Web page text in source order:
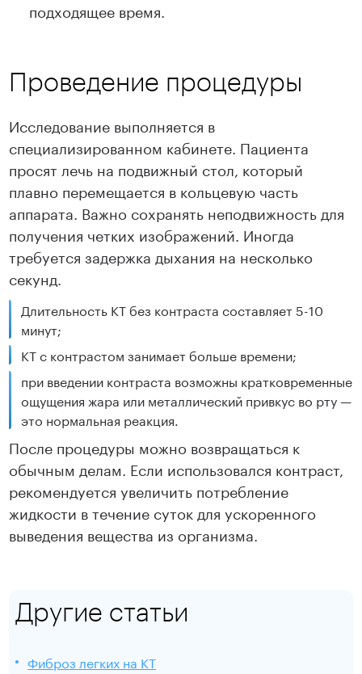
подходящее время.
Проведение процедуры
Исследование выполняется в
специализированном кабинете. Пациента
просят лечь на подвижный стол, который
плавно перемещается в кольцевую часть
аппарата. Важно сохранять неподвижность для
получения четких изображений. Иногда
требуется задержка дыхания на несколько
секунд.
Длительность КТ без контраста составляет 5-10
минут;
КТ с контрастом занимает больше времени;
при введении контраста возможны кратковременные
ощущения жара или металлический привкус во рту —
это нормальная реакция.
После процедуры можно возвращаться к
обычным делам. Если использовался контраст,
рекомендуется увеличить потребление
жидкости в течение суток для ускоренного
выведения вещества из организма.
Другие статьи
Фиброз легких на КТ